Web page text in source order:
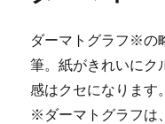
ダーマトグラフ※の
筆。紙がきれいにク
感はクセになります。
※ダーマトグラフは